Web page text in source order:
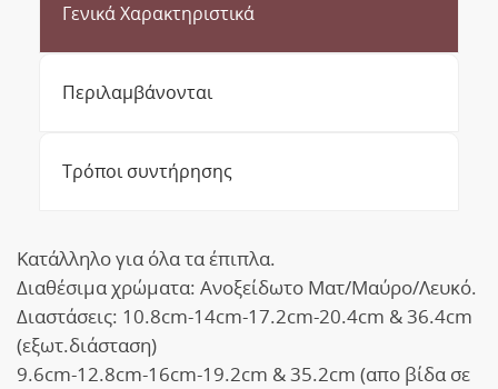
Γενικά Χαρακτηριστικά
Περιλαμβάνονται
Τρόποι συντήρησης
Κατάλληλο για όλα τα έπιπλα.
Διαθέσιμα χρώματα: Ανοξείδωτο Ματ/Μαύρο/Λευκό.
Διαστάσεις: 10.8cm-14cm-17.2cm-20.4cm & 36.4cm
(εξωτ.διάσταση)
9.6cm-12.8cm-16cm-19.2cm & 35.2cm (απο βίδα σε